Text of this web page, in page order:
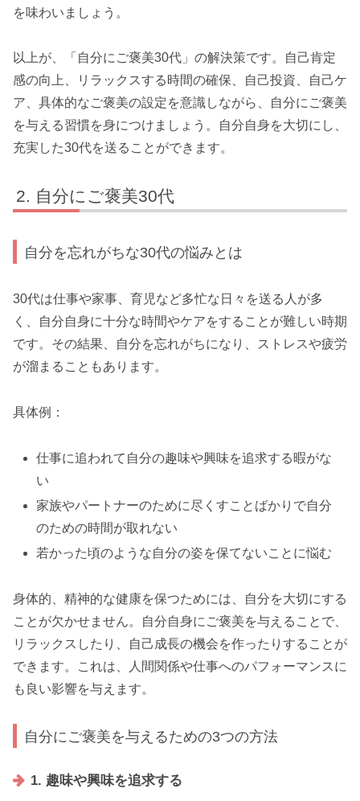
を味わいましょう。
以上が、「自分にご褒美30代」の解決策です。自己肯定
感の向上、リラックスする時間の確保、自己投資、自己ケ
ア、具体的なご褒美の設定を意識しながら、自分にご褒美
を与える習慣を身につけましょう。自分自身を大切にし、
充実した30代を送ることができます。
自分にご褒美30代
自分を忘れがちな30代の悩みとは
30代は仕事や家事、育児など多忙な日々を送る人が多
く、自分自身に十分な時間やケアをすることが難しい時期
です。その結果、自分を忘れがちになり、ストレスや疲労
が溜まることもあります。
具体例：
仕事に追われて自分の趣味や興味を追求する暇がな
い
家族やパートナーのために尽くすことばかりで自分
のための時間が取れない
若かった頃のような自分の姿を保てないことに悩む
身体的、精神的な健康を保つためには、自分を大切にする
ことが欠かせません。自分自身にご褒美を与えることで、
リラックスしたり、自己成長の機会を作ったりすることが
できます。これは、人間関係や仕事へのパフォーマンスに
も良い影響を与えます。
自分にご褒美を与えるための3つの方法
1. 趣味や興味を追求する